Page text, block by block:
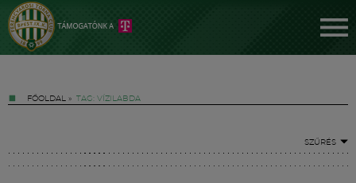
FŐOLDAL » TAG: VÍZILABDA
SZŰRÉS